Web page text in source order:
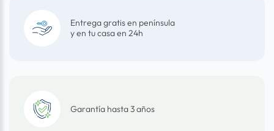
Entrega gratis en península
y en tu casa en 24h
Garantía hasta 3 años